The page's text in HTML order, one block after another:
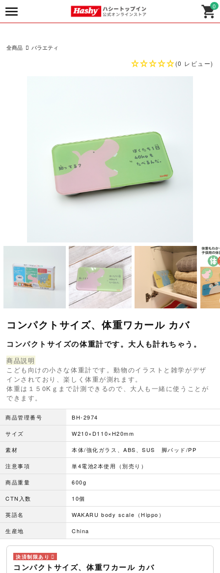
0
全商品 バラエティ
(0 レビュー)
コンパクトサイズ、体重ワカール カバ
コンパクトサイズの体重計です。大人も計れちゃう。
商品説明
こども向けの小さな体重計です。動物のイラストと雑学がデザ
インされており、楽しく体重が測れます。
体重は１５0Kｇまで計測できるので、大人も一緒に使うことが
できます。
商品管理番号 BH-2974
サイズ W210×D110×H20mm
素材 本体/強化ガラス、ABS、SUS 脚パッド/PP
注意事項 単4電池2本使用（別売り）
商品重量 600g
CTN入数 10個
英語名 WAKARU body scale（Hippo）
生産地 China
コンパクトサイズ、体重ワカール カバ